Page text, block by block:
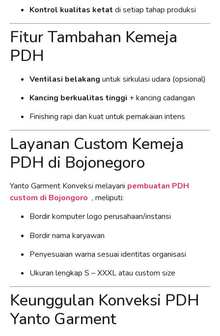
Kontrol kualitas ketat di setiap tahap produksi
Fitur Tambahan Kemeja
PDH
Ventilasi belakang untuk sirkulasi udara (opsional)
Kancing berkualitas tinggi + kancing cadangan
Finishing rapi dan kuat untuk pemakaian intens
Layanan Custom Kemeja
PDH di Bojonegoro
Yanto Garment Konveksi melayani pembuatan PDH
custom di Bojongoro , meliputi:
Bordir komputer logo perusahaan/instansi
Bordir nama karyawan
Penyesuaian warna sesuai identitas organisasi
Ukuran lengkap S – XXXL atau custom size
Keunggulan Konveksi PDH
Yanto Garment